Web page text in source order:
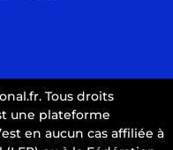
Tous droits
une plateforme
en aucun cas affiliée à